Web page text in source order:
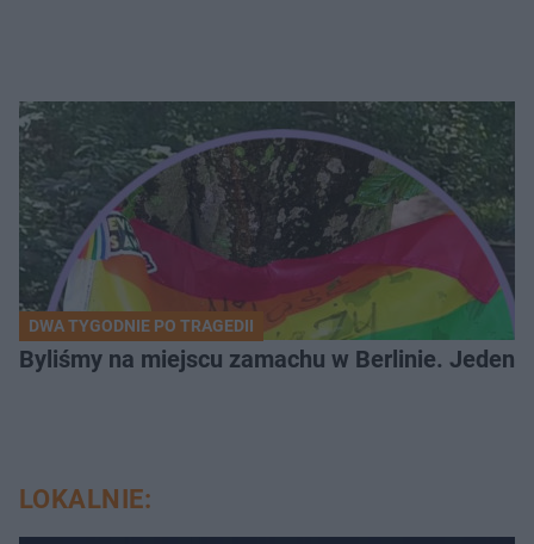
DWA TYGODNIE PO TRAGEDII
Byliśmy na miejscu zamachu w Berlinie. Jeden
LOKALNIE: